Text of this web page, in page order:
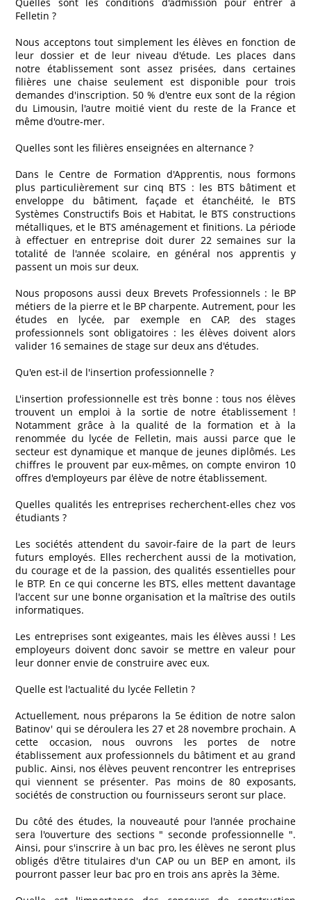
Felletin ?
Nous acceptons tout simplement les élèves en fonction de
leur dossier et de leur niveau d'étude. Les places dans
notre établissement sont assez prisées, dans certaines
filières une chaise seulement est disponible pour trois
demandes d'inscription. 50 % d'entre eux sont de la région
du Limousin, l'autre moitié vient du reste de la France et
même d'outre-mer.
Quelles sont les filières enseignées en alternance ?
Dans le Centre de Formation d'Apprentis, nous formons
plus particulièrement sur cinq BTS : les BTS bâtiment et
enveloppe du bâtiment, façade et étanchéité, le BTS
Systèmes Constructifs Bois et Habitat, le BTS constructions
métalliques, et le BTS aménagement et finitions. La période
à effectuer en entreprise doit durer 22 semaines sur la
totalité de l'année scolaire, en général nos apprentis y
passent un mois sur deux.
Nous proposons aussi deux Brevets Professionnels : le BP
métiers de la pierre et le BP charpente. Autrement, pour les
études en lycée, par exemple en CAP, des stages
professionnels sont obligatoires : les élèves doivent alors
valider 16 semaines de stage sur deux ans d'études.
Qu'en est-il de l'insertion professionnelle ?
L'insertion professionnelle est très bonne : tous nos élèves
trouvent un emploi à la sortie de notre établissement !
Notamment grâce à la qualité de la formation et à la
renommée du lycée de Felletin, mais aussi parce que le
secteur est dynamique et manque de jeunes diplômés. Les
chiffres le prouvent par eux-mêmes, on compte environ 10
offres d'employeurs par élève de notre établissement.
Quelles qualités les entreprises recherchent-elles chez vos
étudiants ?
Les sociétés attendent du savoir-faire de la part de leurs
futurs employés. Elles recherchent aussi de la motivation,
du courage et de la passion, des qualités essentielles pour
le BTP. En ce qui concerne les BTS, elles mettent davantage
l'accent sur une bonne organisation et la maîtrise des outils
informatiques.
Les entreprises sont exigeantes, mais les élèves aussi ! Les
employeurs doivent donc savoir se mettre en valeur pour
leur donner envie de construire avec eux.
Quelle est l'actualité du lycée Felletin ?
Actuellement, nous préparons la 5e édition de notre salon
Batinov' qui se déroulera les 27 et 28 novembre prochain. A
cette occasion, nous ouvrons les portes de notre
établissement aux professionnels du bâtiment et au grand
public. Ainsi, nos élèves peuvent rencontrer les entreprises
qui viennent se présenter. Pas moins de 80 exposants,
sociétés de construction ou fournisseurs seront sur place.
Du côté des études, la nouveauté pour l'année prochaine
sera l'ouverture des sections " seconde professionnelle ".
Ainsi, pour s'inscrire à un bac pro, les élèves ne seront plus
obligés d'être titulaires d'un CAP ou un BEP en amont, ils
pourront passer leur bac pro en trois ans après la 3ème.